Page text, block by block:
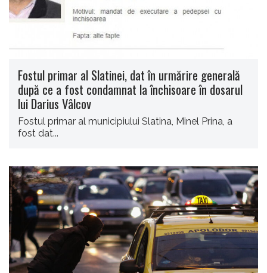
Fostul primar al Slatinei, dat în urmărire generală
după ce a fost condamnat la închisoare în dosarul
lui Darius Vâlcov
Fostul primar al municipiului Slatina, Minel Prina, a
fost dat...